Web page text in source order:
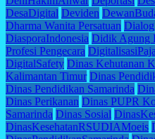
DesaDigital Deviden
Dharma Wanita Persatuan
DiasporaIndonesia Didik Agung
Profesi Pengecara
DigitalSafety Dinas Kehutanan
Kalimantan Timur Dinas
Dinas Pendidikan Samarinda
Dinas Perikanan Dinas PUPR
Samarinda Dinas Sosial
DinasKesehatanRSUDIAMoeis